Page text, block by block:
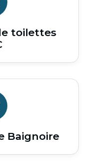
toilettes
Baignoire